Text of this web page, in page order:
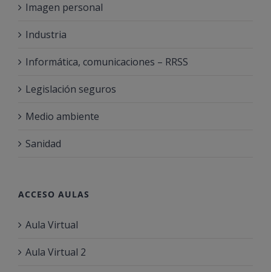
Imagen personal
Industria
Informática, comunicaciones – RRSS
Legislación seguros
Medio ambiente
Sanidad
ACCESO AULAS
Aula Virtual
Aula Virtual 2